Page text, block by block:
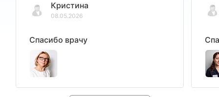
Кристина
08.05.2026
Спасибо врачу